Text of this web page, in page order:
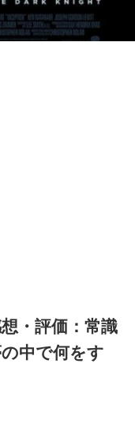
・評価：常識
中で何をす